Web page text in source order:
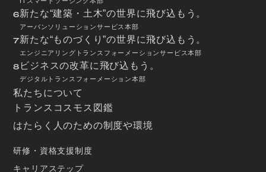
6新たな“建築・土木”の世界に飛び込もう。
アーバンソリューションサービス本部
7新たな“ものづくり”の世界に飛び込もう。
エンジニアリングトランスフォーメーションサービス本部
8 ビジネスの改革に飛び込もう。
デジタルトランスフォーメーション本部
私たちについて
トランスコスモス図鑑
はたらく人のための制度や環境
研修・資格支援制度
キャリアステップ